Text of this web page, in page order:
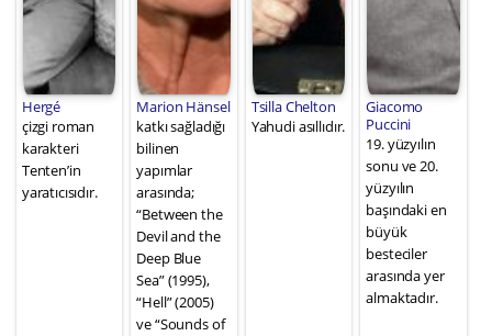
Hergé
çizgi roman
karakteri
Tenten’in
yaratıcısıdır.
Marion Hänsel
katkı sağladığı
bilinen
yapımlar
arasında;
“Between the
Devil and the
Deep Blue
Sea” (1995),
“Hell” (2005)
ve “Sounds of
Tsilla Chelton
Yahudi asıllıdır.
Giacomo
Puccini
19. yüzyılın
sonu ve 20.
yüzyılın
başındaki en
büyük
besteciler
arasında yer
almaktadır.